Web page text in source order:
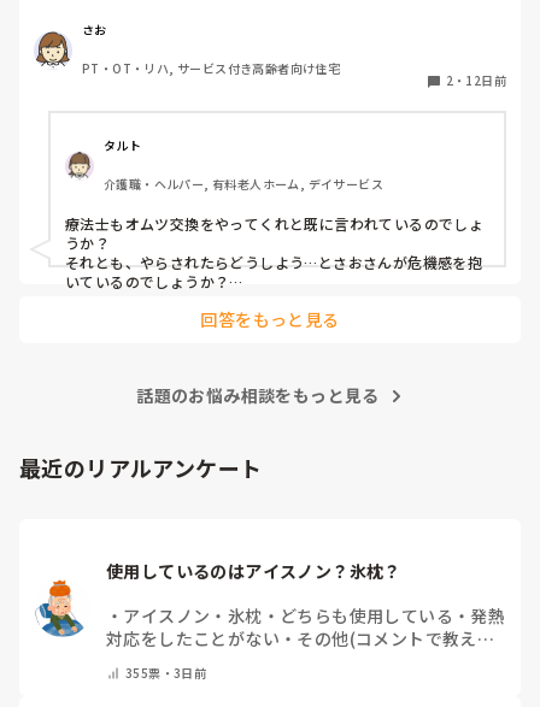
が、今は、状況的に誰もいないとやらざるおえない状況で
す。
さお
PT・OT・リハ, サービス付き高齢者向け住宅
2・ 12日前
タルト
介護職・ヘルパー, 有料老人ホーム, デイサービス
療法士もオムツ交換をやってくれと既に言われているのでしょ
うか？
それとも、やらされたらどうしよう…とさおさんが危機感を抱
いているのでしょうか？
当方回復期に勤めております。人手不足ではなく、療法士もや
その辞めた人は不潔がイヤでオムツ交換はリハの仕事じゃない
たんじゃないから辞めて当然だと…
でにオムツ交換してって事なのでしょうか？
「私はオムツ交換やりません！」で突っぱねると、チームワー
クを乱すと捉えられると残念なので、せめてトイレやPトイレ
の介助を手伝う事ですかね？
捕まり立ちや、座る動作と同じなのでリハの評価に繋がるか
回答をもっと見る
話題のお悩み相談をもっと見る
最近のリアルアンケート
使用しているのはアイスノン？氷枕？
・ アイスノン ・ 氷枕 ・ どちらも使用している ・ 発熱
対応をしたことがない ・ その他(コメントで教えて
ください)
355票・3日前